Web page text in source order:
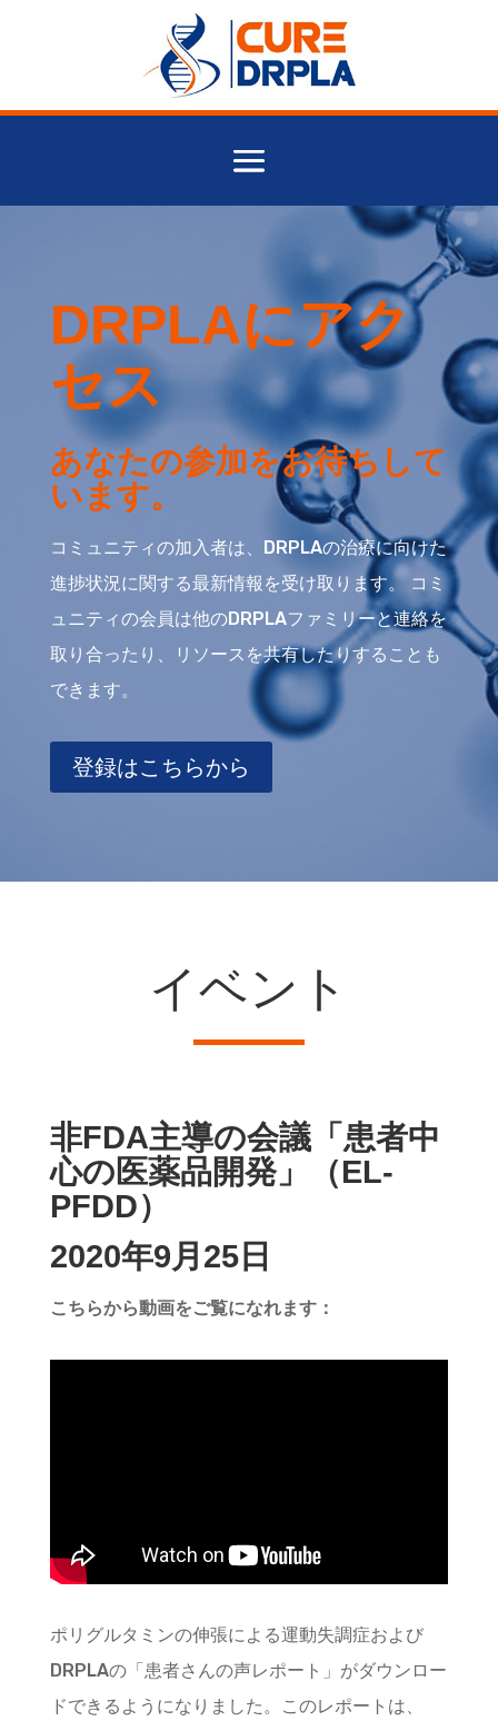
DRPLAにアク
セス
あなたの参加をお待ちして
います。
コミュニティの加入者は、DRPLAの治療に向けた
進捗状況に関する最新情報を受け取ります。 コミ
ュニティの会員は他のDRPLAファミリーと連絡を
取り合ったり、リソースを共有したりすることも
できます。
登録はこちらから
イベント
非FDA主導の会議「患者中
心の医薬品開発」（EL-
PFDD）
2020年9月25日
こちらから動画をご覧になれます：
ポリグルタミンの伸張による運動失調症および
DRPLAの「患者さんの声レポート」がダウンロー
ドできるようになりました。このレポートは、